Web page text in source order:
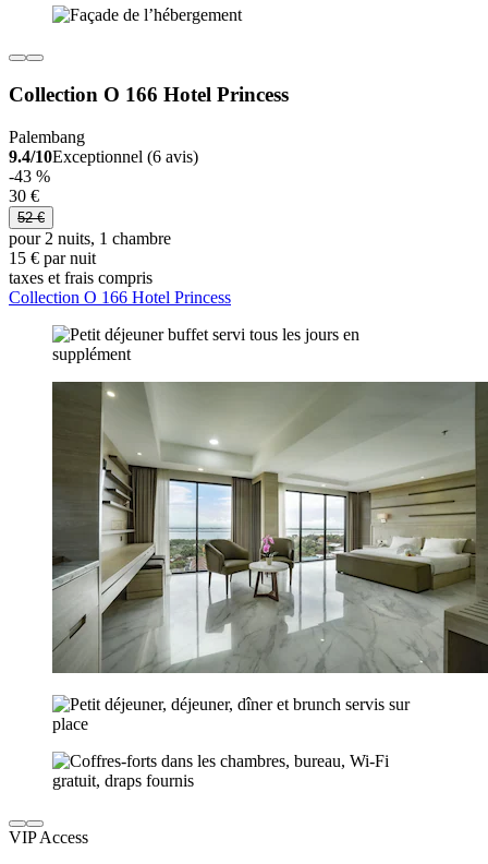
Collection O 166 Hotel Princess
Palembang
9.4/10Exceptionnel (6 avis)
-43 %
30 €
52 €
pour 2 nuits, 1 chambre
15 € par nuit
taxes et frais compris
Collection O 166 Hotel Princess
VIP Access